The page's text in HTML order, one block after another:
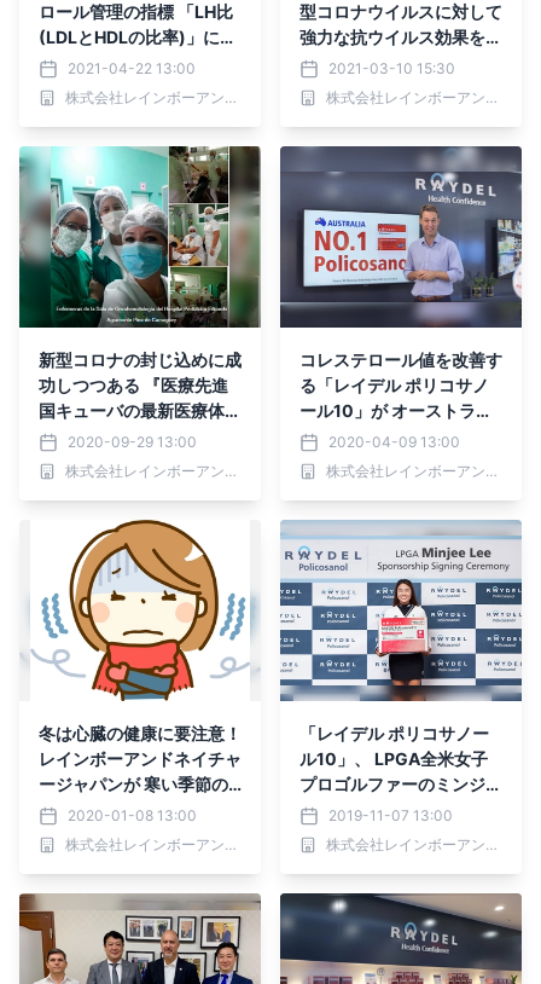
ロール管理の指標 「LH比
(LDLとHDLの比率)」につ
いての記事をWEBサイト
に公開
2021-04-22 13:00
株式会社レインボーアンドネイチャージャパン
型コロナウイルスに対して
強力な抗ウイルス効果を発
揮』 研究論文がジャー
ナル「Antioxidantsオン
ライン版」に掲載
2021-03-10 15:30
株式会社レインボーアンドネイチャージャパン
新型コロナの封じ込めに成
功しつつある 『医療先進
国キューバの最新医療体
制』レポートを WEBサイ
トに公開
2020-09-29 13:00
株式会社レインボーアンドネイチャージャパン
コレステロール値を改善す
る「レイデル ポリコサノ
ール10」が オーストラリ
アの薬局売上No.1を獲
得！
2020-04-09 13:00
株式会社レインボーアンドネイチャージャパン
冬は心臓の健康に要注意！
レインボーアンドネイチャ
ージャパンが 寒い季節の
コレステロール管理に関す
る情報をECサイトに公開
2020-01-08 13:00
株式会社レインボーアンドネイチャージャパン
「レイデル ポリコサノー
ル10」、 LPGA全米女子
プロゴルファーのミンジ
ー・リーと 公式スポンサ
ー契約
2019-11-07 13:00
株式会社レインボーアンドネイチャージャパン